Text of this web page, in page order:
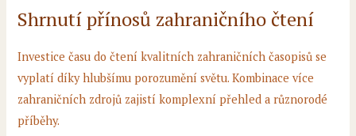
Shrnutí přínosů zahraničního čtení
Investice času do čtení kvalitních zahraničních časopisů se
vyplatí díky hlubšímu porozumění světu. Kombinace více
zahraničních zdrojů zajistí komplexní přehled a různorodé
příběhy.